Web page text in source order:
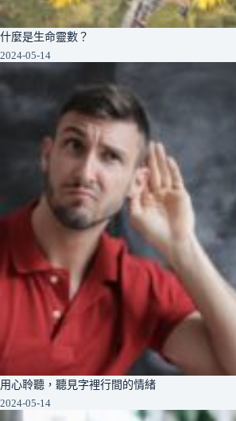
什麼是生命靈數？
2024-05-14
用心聆聽，聽見字裡行間的情緒
2024-05-14